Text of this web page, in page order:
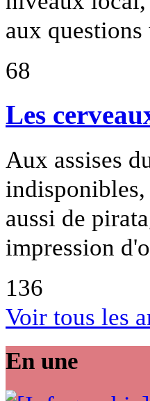
aux
68
Les
Aux assises
aussi de
impression
136
Voir tous les
En une